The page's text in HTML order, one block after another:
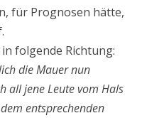
für Prognosen hätte,
folgende Richtung:
die Mauer nun
all jene Leute vom Hals
entsprechenden